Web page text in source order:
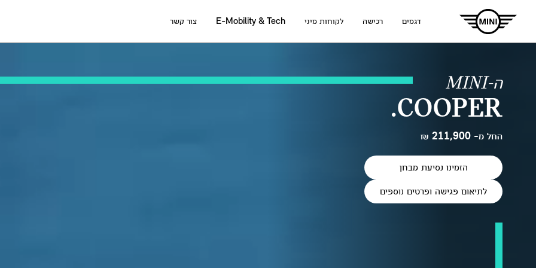
דגמים רכישה לקוחות מיני E-Mobility & Tech צור קשר
ה-MINI
COOPER.
החל מ- 211,900 ₪
הזמינו נסיעת מבחן
לתיאום פגישה ופרטים נוספים